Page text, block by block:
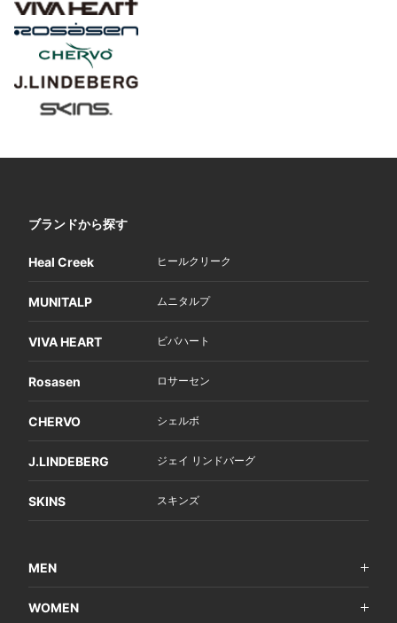
ブランドから探す
Heal Creek ヒールクリーク
MUNITALP ムニタルプ
VIVA HEART ビバハート
Rosasen ロサーセン
CHERVO シェルボ
J.LINDEBERG ジェイ リンドバーグ
SKINS スキンズ
MEN
WOMEN